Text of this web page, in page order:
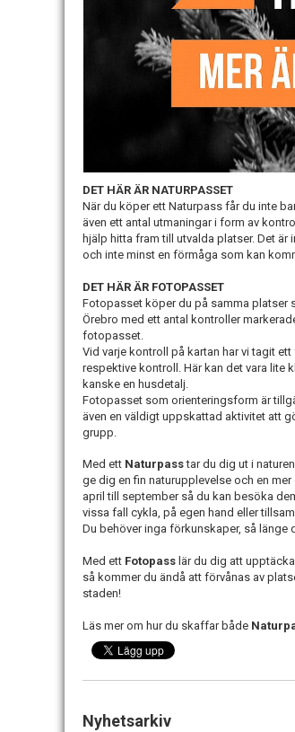
DET HÄR ÄR NATURPASSET
När du köper ett Naturpass får du inte
även ett antal utmaningar i form av
hjälp hitta fram till utvalda platser. Det
och inte minst en förmåga som kan
DET HÄR ÄR FOTOPASSET
Fotopasset köper du på samma platser
Örebro med ett antal kontroller
fotopasset.
Vid varje kontroll på kartan har vi tagit
respektive kontroll. Här kan det vara lite
kanske en husdetalj.
Fotopasset som orienteringsform är
även en väldigt uppskattad aktivitet att
grupp.
Med ett Naturpasstar du dig ut i
ge dig en fin naturupplevelse och en
april till september så du kan besöka
vissa fall cykla, på egen hand eller
Du behöver inga förkunskaper, så länge
Med ett Fotopass lär du dig att
så kommer du ändå att förvånas av
staden!
Läs mer om hur du skaffar både
Nyhetsarkiv